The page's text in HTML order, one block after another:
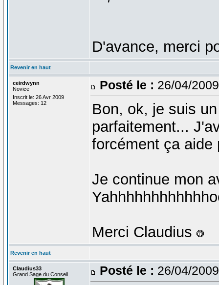
D'avance, merci
Revenir en haut
ceirdwynn
Novice
Inscrit le: 26 Avr 2009
Messages: 12
Posté le : 26/04/
Bon, ok, je suis
parfaitement...
forcément ça aide
Je continue mon
Merci Claudius
Revenir en haut
Claudius33
Grand Sage du Conseil
Posté le : 26/04/